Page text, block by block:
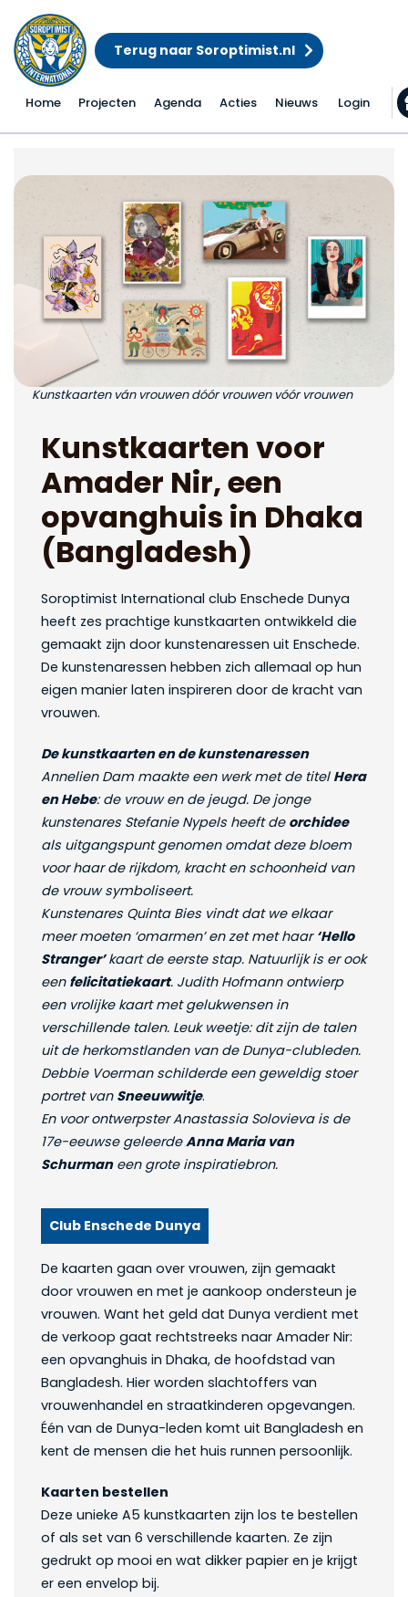
Terug naar Soroptimist.nl
Home Projecten Agenda Acties Nieuws Login
Kunstkaarten voor
Kunstkaarten ván vrouwen dóór vrouwen vóór vrouwen
Kunstkaarten voor
Amader Nir, een
opvanghuis in Dhaka
(Bangladesh)
Soroptimist International club Enschede Dunya
heeft zes prachtige kunstkaarten ontwikkeld die
gemaakt zijn door kunstenaressen uit Enschede.
De kunstenaressen hebben zich allemaal op hun
eigen manier laten inspireren door de kracht van
vrouwen.
De kunstkaarten en de kunstenaressen
Annelien Dam maakte een werk met de titel Hera
en Hebe: de vrouw en de jeugd. De jonge
kunstenares Stefanie Nypels heeft de orchidee
als uitgangspunt genomen omdat deze bloem
voor haar de rijkdom, kracht en schoonheid van
de vrouw symboliseert.
Kunstenares Quinta Bies vindt dat we elkaar
meer moeten ‘omarmen’ en zet met haar ‘Hello
Stranger’kaart de eerste stap. Natuurlijk is er ook
een felicitatiekaart. Judith Hofmann ontwierp
een vrolijke kaart met gelukwensen in
verschillende talen. Leuk weetje: dit zijn de talen
uit de herkomstlanden van de Dunya-clubleden.
Debbie Voerman schilderde een geweldig stoer
portret van Sneeuwwitje.
En voor ontwerpster Anastassia Solovieva is de
17e-eeuwse geleerdeAnna Maria van
Schurmaneen grote inspiratiebron.
Club Enschede Dunya
De kaarten gaan over vrouwen, zijn gemaakt
door vrouwen en met je aankoop ondersteun je
vrouwen. Want het geld dat Dunya verdient met
de verkoop gaat rechtstreeks naar Amader Nir:
een opvanghuis in Dhaka, de hoofdstad van
Bangladesh. Hier worden slachtoffers van
vrouwenhandel en straatkinderen opgevangen.
Één van de Dunya-leden komt uit Bangladesh en
kent de mensen die het huis runnen persoonlijk.
Kaarten bestellen
Deze unieke A5 kunstkaarten zijn los te bestellen
of als set van 6 verschillende kaarten. Ze zijn
gedrukt op mooi en wat dikker papier en je krijgt
er een envelop bij.